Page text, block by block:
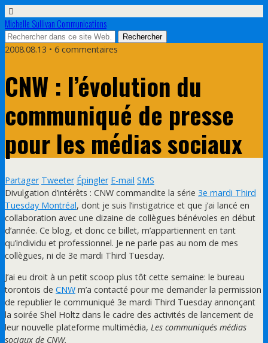
Michelle Sullivan Communications
2008.08.13 • 6 commentaires
CNW : l’évolution du
communiqué de presse
pour les médias sociaux
Partager Tweeter Épingler E-mail SMS
Divulgation d’intérêts : CNW commandite la série 3e mardi Third
Tuesday Montréal, dont je suis l’instigatrice et que j’ai lancé en
collaboration avec une dizaine de collègues bénévoles en début
d’année. Ce blog, et donc ce billet, m’appartiennent en tant
qu’individu et professionnel. Je ne parle pas au nom de mes
collègues, ni de 3e mardi Third Tuesday.
J’ai eu droit à un petit scoop plus tôt cette semaine: le bureau
torontois de CNW m’a contacté pour me demander la permission
de republier le communiqué 3e mardi Third Tuesday annonçant
la soirée Shel Holtz dans le cadre des activités de lancement de
leur nouvelle plateforme multimédia, Les communiqués médias
sociaux de CNW.